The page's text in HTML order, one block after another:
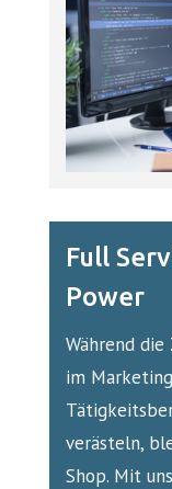
Full
Power
Während die
im
verästeln,
Shop. Mit